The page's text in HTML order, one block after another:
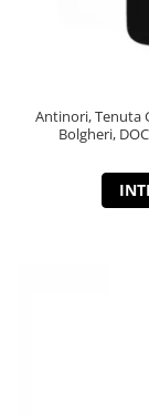
Antinori, Tenuta
Bolgheri,